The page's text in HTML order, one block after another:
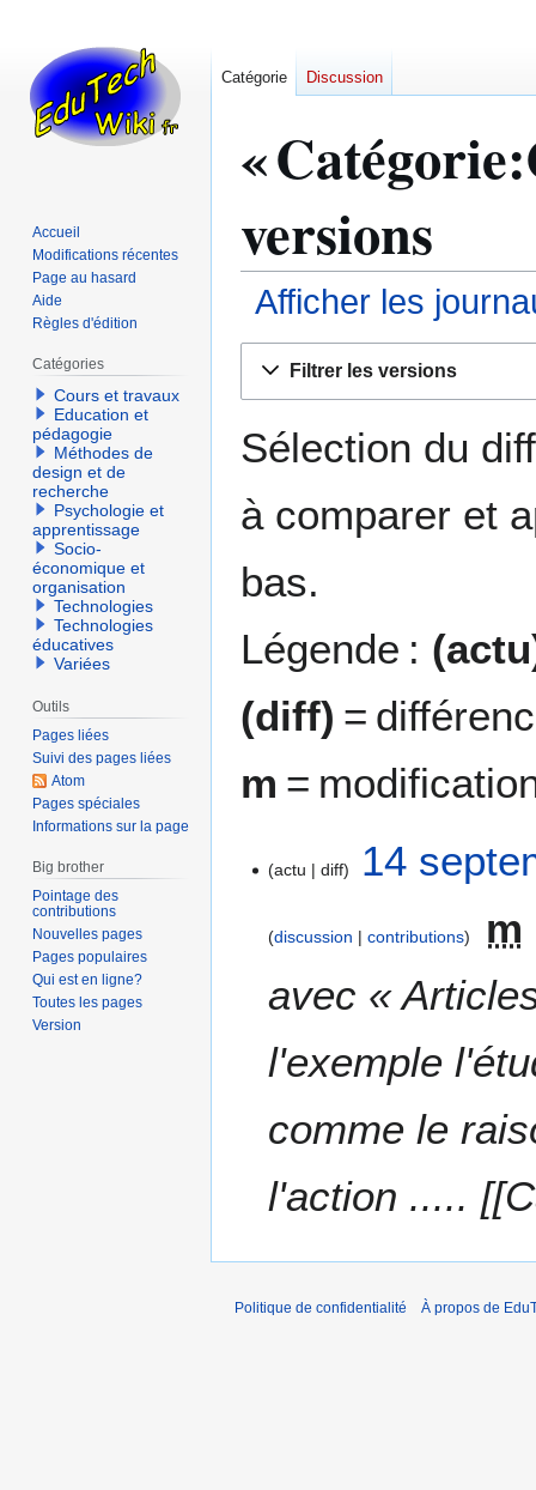
«
versions
Afficher les
navigation
recherche
Filtrer les versions
Sélection du
à comparer et
bas.
Légende :
(diff) =
m =
actu diff 14
discussion contributions
m
avec «
l'exemple
comme le
l'action .....
Catégorie Discussion
Accueil
Modifications récentes
Page au hasard
Aide
Règles d'édition
Catégories
Cours et travaux
Education et
pédagogie
Méthodes de
design et de
recherche
Psychologie et
apprentissage
Socio-
économique et
organisation
Technologies
Technologies
éducatives
Variées
Outils
Pages liées
Suivi des pages liées
Atom
Pages spéciales
Informations sur la page
Big brother
Pointage des
contributions
Nouvelles pages
Pages populaires
Qui est en ligne?
Toutes les pages
Version
Politique de confidentialité À propos de